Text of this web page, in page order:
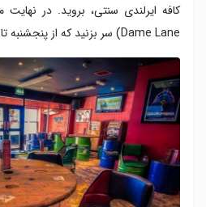
Dame Lane) سر بزنید که از پنجشنبه تا یکشنبه تا ۳ شب باز می‌ماند.